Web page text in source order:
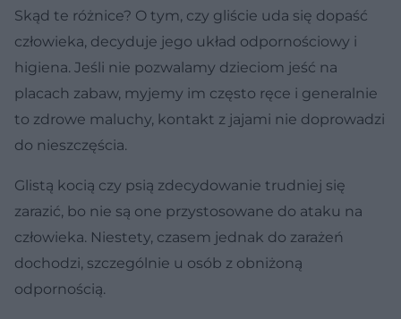
Skąd te różnice? O tym, czy gliście uda się dopaść
człowieka, decyduje jego układ odpornościowy i
higiena. Jeśli nie pozwalamy dzieciom jeść na
placach zabaw, myjemy im często ręce i generalnie
to zdrowe maluchy, kontakt z jajami nie doprowadzi
do nieszczęścia.
Glistą kocią czy psią zdecydowanie trudniej się
zarazić, bo nie są one przystosowane do ataku na
człowieka. Niestety, czasem jednak do zarażeń
dochodzi, szczególnie u osób z obniżoną
odpornością.